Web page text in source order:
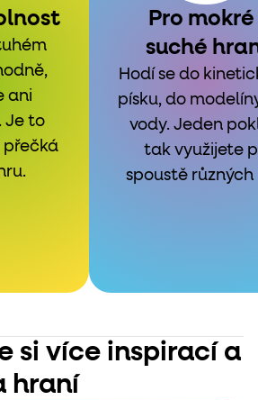
ani
Je to
přečká
Pro mokré
suché
Hodí se do
písku, do
vody. Jeden
tak využijete
spoustě různých
si více inspirací a
hraní